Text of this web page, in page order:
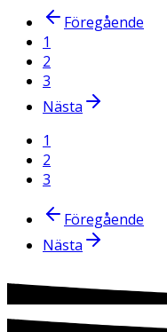
Föregående
1
2
3
Nästa
1
2
3
Föregående
Nästa